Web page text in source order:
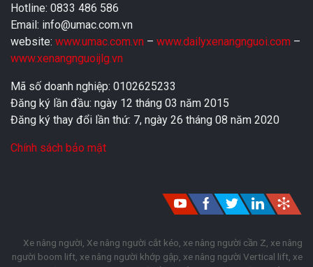
Hotline: 0833 486 586
Email: info@umac.com.vn
website: www.umac.com.vn – www.dailyxenangnguoi.com –
www.xenangnguoijlg.vn
Mã số doanh nghiệp: 0102625233
Đăng ký lần đầu: ngày 12 tháng 03 năm 2015
Đăng ký thay đổi lần thứ: 7, ngày 26 tháng 08 năm 2020
Chính sách bảo mật
Xe nâng người, Xe nâng người cắt kéo, xe nâng người cần Z, xe nâng
người boom lift, xe nâng người khớp gập, xe nâng người Vertical lift, xe